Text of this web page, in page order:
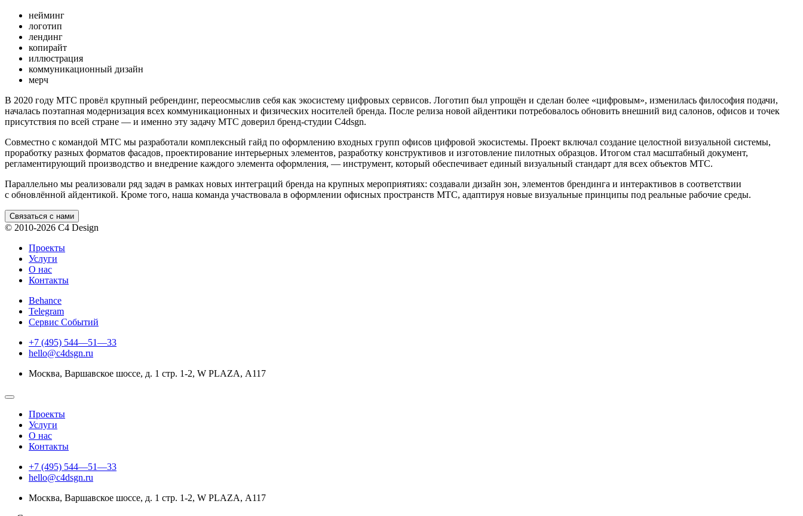
нейминг
логотип
лендинг
копирайт
иллюстрация
коммуникационный дизайн
мерч
В 2020 году МТС провёл крупный ребрендинг, переосмыслив себя как экосистему цифровых сервисов. Логотип был упрощён и сделан более «цифровым», изменилась философия подачи,
началась поэтапная модернизация всех коммуникационных и физических носителей бренда. После релиза новой айдентики потребовалось обновить внешний вид салонов, офисов и точек
присутствия по всей стране — и именно эту задачу МТС доверил бренд-студии C4dsgn.
Совместно с командой МТС мы разработали комплексный гайд по оформлению входных групп офисов цифровой экосистемы. Проект включал создание целостной визуальной системы,
проработку разных форматов фасадов, проектирование интерьерных элементов, разработку конструктивов и изготовление пилотных образцов. Итогом стал масштабный документ,
регламентирующий производство и внедрение каждого элемента оформления, — инструмент, который обеспечивает единый визуальный стандарт для всех объектов МТС.
Параллельно мы реализовали ряд задач в рамках новых интеграций бренда на крупных мероприятиях: создавали дизайн зон, элементов брендинга и интерактивов в соответствии
с обновлённой айдентикой. Кроме того, наша команда участвовала в оформлении офисных пространств МТС, адаптируя новые визуальные принципы под реальные рабочие среды.
Связаться с нами
© 2010-2026 С4 Design
Проекты
Услуги
О нас
Контакты
Behance
Telegram
Сервис Событий
+7 (495) 544—51—33
hello@c4dsgn.ru
Москва, Варшавское шоссе, д. 1 стр. 1-2, W PLAZA, А117
Проекты
Услуги
О нас
Контакты
+7 (495) 544—51—33
hello@c4dsgn.ru
Москва, Варшавское шоссе, д. 1 стр. 1-2, W PLAZA, А117